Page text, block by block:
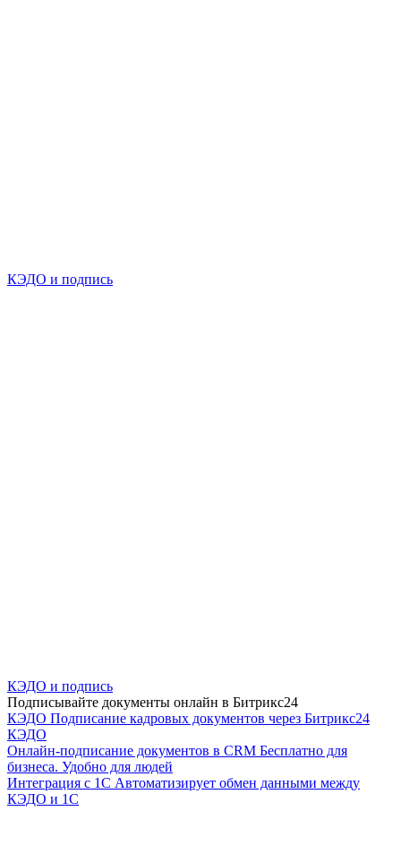
КЭДО и подпись
КЭДО и подпись
Подписывайте документы онлайн в Битрикс24
КЭДО Подписание кадровых документов через Битрикс24
КЭДО
Онлайн-подписание документов в CRM Бесплатно для
бизнеса. Удобно для людей
Интеграция с 1С Автоматизирует обмен данными между
КЭДО и 1С